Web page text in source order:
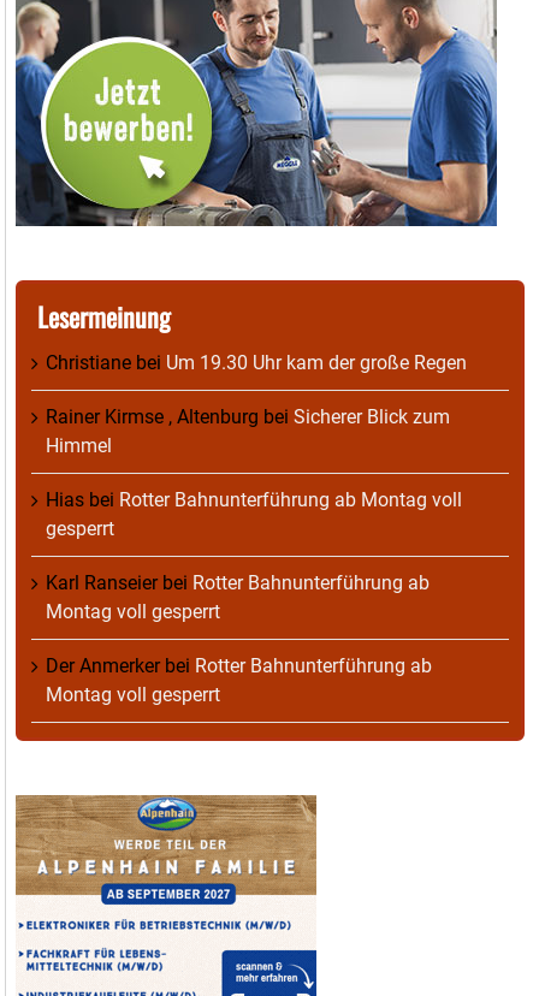
Lesermeinung
Christiane bei Um 19.30 Uhr kam der große Regen
Rainer Kirmse , Altenburg bei Sicherer Blick zum
Himmel
Hias bei Rotter Bahnunterführung ab Montag voll
gesperrt
Karl Ranseierbei Rotter Bahnunterführung ab
Montag voll gesperrt
Der Anmerkerbei Rotter Bahnunterführung ab
Montag voll gesperrt